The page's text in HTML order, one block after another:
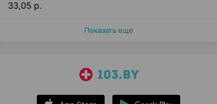
33,05 р.
Показать еще